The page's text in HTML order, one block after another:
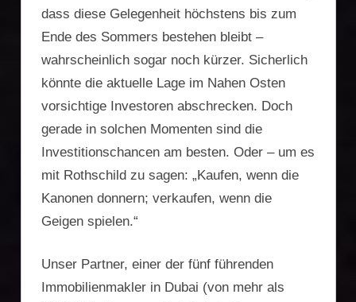
dass diese Gelegenheit höchstens bis zum
Ende des Sommers bestehen bleibt –
wahrscheinlich sogar noch kürzer. Sicherlich
könnte die aktuelle Lage im Nahen Osten
vorsichtige Investoren abschrecken. Doch
gerade in solchen Momenten sind die
Investitionschancen am besten. Oder – um es
mit Rothschild zu sagen: „Kaufen, wenn die
Kanonen donnern; verkaufen, wenn die
Geigen spielen.“
Unser Partner, einer der fünf führenden
Immobilienmakler in Dubai (von mehr als